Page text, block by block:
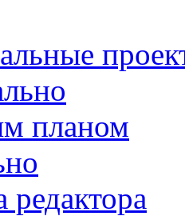
планом
редактора